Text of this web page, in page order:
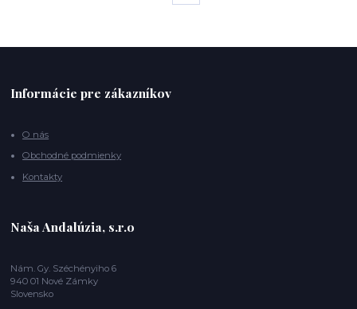
Informácie pre zákazníkov
O nás
Obchodné podmienky
Kontakty
Naša Andalúzia, s.r.o
Nám. Gy. Széchényiho 6
940 01 Nové Zámky
Slovensko